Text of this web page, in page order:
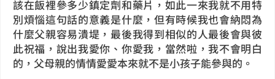
該在飯裡參多少鎮定劑和藥片，如此一來我就不用特
別煩惱這句話的意義是什麼，但有時候我也會納悶為
什麼父親容易潰堤，最後我得到相似的人最後會與彼
此祝福，說出我愛你、你愛我，當然啦，我不會明白
的，父母親的情情愛愛本來就不是小孩子能參與的。